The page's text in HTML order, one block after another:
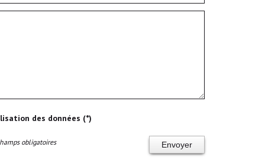
des données (*)
Envoyer
obligatoires